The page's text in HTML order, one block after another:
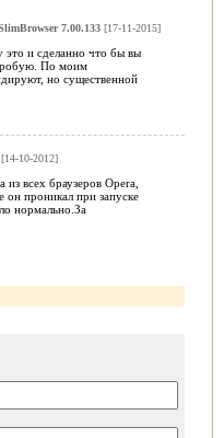
7.00.133[17-11-2015]
это и сделанно что бы вы
По моим
но существенной
10-2012]
всех браузеров Opera,
проникал при запуске
нормально.За